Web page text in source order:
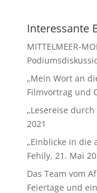
Interessante
MITTELMEER-
„Mein Wort an
Filmvortrag und
„Lesereise durch
2021
„Einblicke in die
Fehily, 21. Mai
Das Team vom
Feiertage und